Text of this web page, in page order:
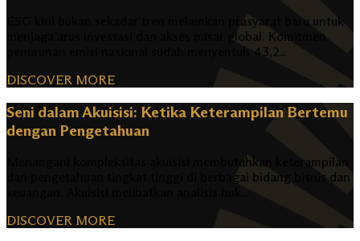
ESG kini bukan sekadar tren melainkan prasyarat baru untuk
menjaga arus investasi dan akses pasar global. Komitmen
penurunan emisi nasional sudah menyentuh 43,2...
DISCOVER MORE
Seni dalam Akuisisi: Ketika Keterampilan Bertemu
dengan Pengetahuan
Menangani kompleksitas akuisisi membutuhkan keterampilan
dan pengetahuan tingkat tinggi di berbagai bidang bisnis dan
keuangan. Akuisisi melibatkan analisis huk...
DISCOVER MORE